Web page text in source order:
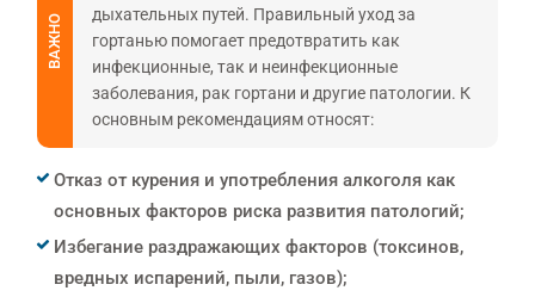
ВАЖНО
дыхательных путей. Правильный уход за
гортанью помогает предотвратить как
инфекционные, так и неинфекционные
заболевания, рак гортани и другие патологии. К
основным рекомендациям относят:
Отказ от курения и употребления алкоголя как
основных факторов риска развития патологий;
Избегание раздражающих факторов (токсинов,
вредных испарений, пыли, газов);